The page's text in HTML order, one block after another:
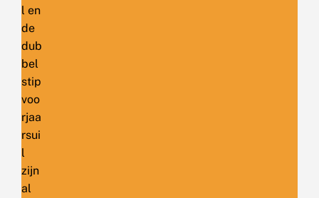
l en
de
dub
bel
stip
voo
rjaa
rsui
l
zijn
al